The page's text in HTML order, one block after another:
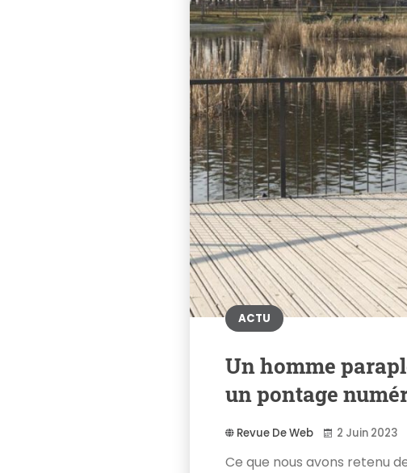
ACTU
Un homme
un pontage
Revue De Web 2 Juin 2023
Ce que nous avons retenu